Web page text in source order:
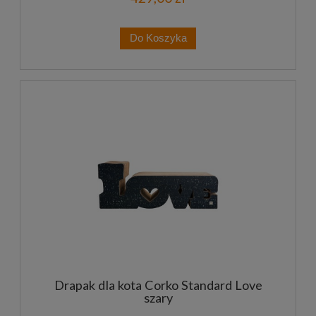
Do Koszyka
Drapak dla kota Corko Standard Love
szary